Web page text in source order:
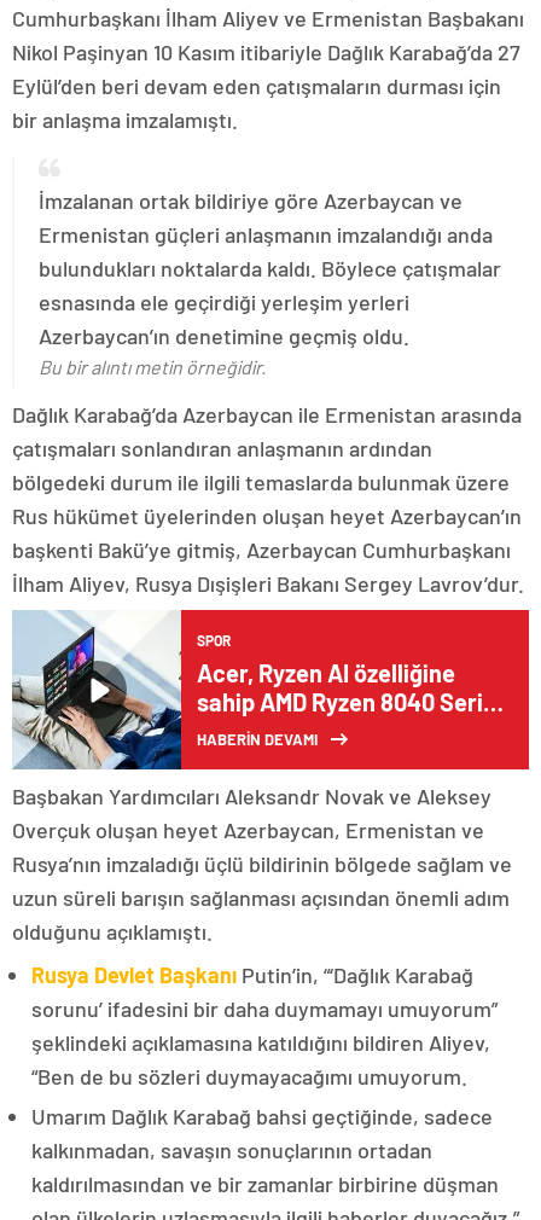
Cumhurbaşkanı İlham Aliyev ve Ermenistan Başbakanı
Nikol Paşinyan 10 Kasım itibariyle Dağlık Karabağ’da 27
Eylül’den beri devam eden çatışmaların durması için
bir anlaşma imzalamıştı.
İmzalanan ortak bildiriye göre Azerbaycan ve
Ermenistan güçleri anlaşmanın imzalandığı anda
bulundukları noktalarda kaldı. Böylece çatışmalar
esnasında ele geçirdiği yerleşim yerleri
Azerbaycan’ın denetimine geçmiş oldu.
Bu bir alıntı metin örneğidir.
Dağlık Karabağ’da Azerbaycan ile Ermenistan arasında
çatışmaları sonlandıran anlaşmanın ardından
bölgedeki durum ile ilgili temaslarda bulunmak üzere
Rus hükümet üyelerinden oluşan heyet Azerbaycan’ın
başkenti Bakü’ye gitmiş, Azerbaycan Cumhurbaşkanı
İlham Aliyev, Rusya Dışişleri Bakanı Sergey Lavrov’dur.
SPOR
Acer, Ryzen AI özelliğine
sahip AMD Ryzen 8040 Serisi
İşlemcilerle Donatılan Yeni
Bilgisayarlarını Satışa Sundu
HABERİN DEVAMI
Başbakan Yardımcıları Aleksandr Novak ve Aleksey
Overçuk oluşan heyet Azerbaycan, Ermenistan ve
Rusya’nın imzaladığı üçlü bildirinin bölgede sağlam ve
uzun süreli barışın sağlanması açısından önemli adım
olduğunu açıklamıştı.
Rusya Devlet Başkanı Putin’in, “‘Dağlık Karabağ
sorunu’ ifadesini bir daha duymamayı umuyorum”
şeklindeki açıklamasına katıldığını bildiren Aliyev,
“Ben de bu sözleri duymayacağımı umuyorum.
Umarım Dağlık Karabağ bahsi geçtiğinde, sadece
kalkınmadan, savaşın sonuçlarının ortadan
kaldırılmasından ve bir zamanlar birbirine düşman